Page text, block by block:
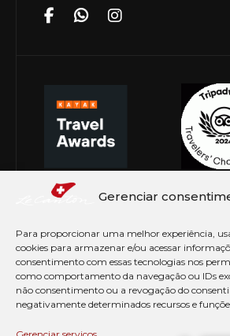
Gerenciar
Para proporcionar uma melhor experiência,
cookies para armazenar e/ou acessar
consentimento com essas tecnologias nos
como comportamento da navegação ou IDs
não consentimento ou a revogação do
negativamente determinados recursos e
© Copyright 2026 Le Canton.